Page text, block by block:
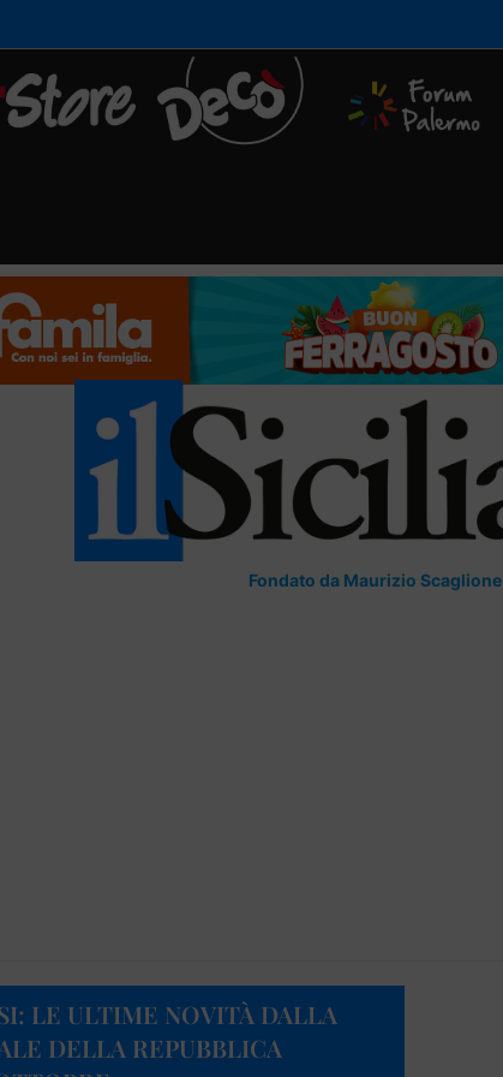
Fondato da Maurizio Scaglione
LE ULTIME NOVITÀ DALLA
DELLA REPUBBLICA